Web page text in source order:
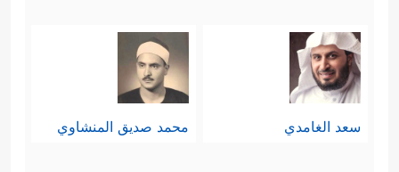
يُثمِرُ العبادة والطاعة والعمل الصالح
﴿لِّكُلِّ أُمَّةࣲ جَعَلۡنَا مَنسَكًا هُمۡ نَاسِكُوهُۖ فَلَا یُنَـٰزِعُنَّكَ فِی
ٱلۡأَمۡرِۚ وَٱدۡعُ إِلَىٰ رَبِّكَۖ إِنَّكَ لَعَلَىٰ هُدࣰى مُّسۡتَقِیمࣲ
سعد الغامدي محمد صديق المنشاوي